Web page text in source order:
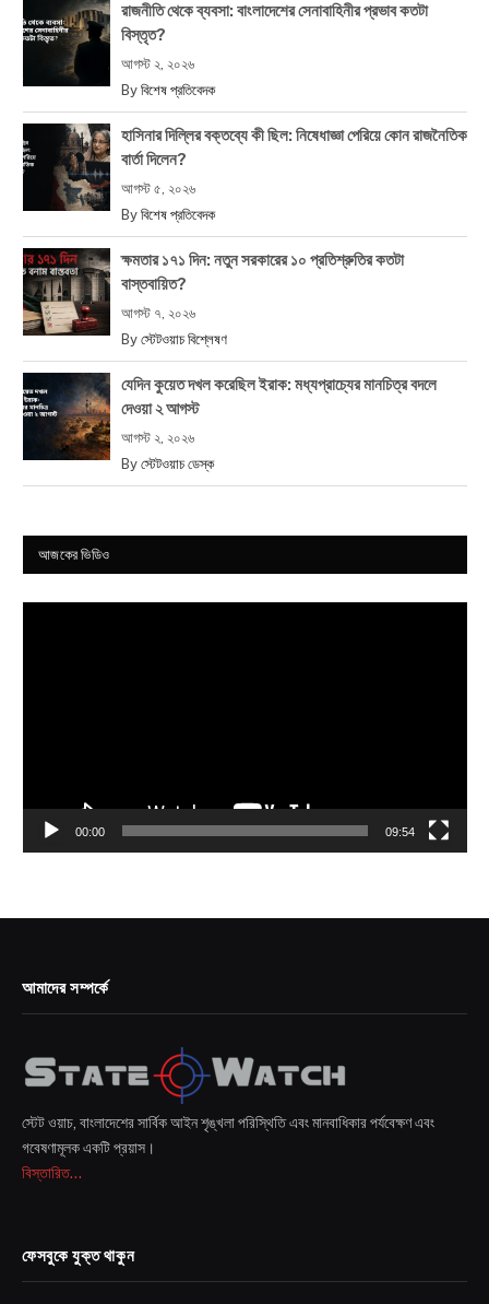
রাজনীতি থেকে ব্যবসা: বাংলাদেশের সেনাবাহিনীর প্রভাব কতটা
বিস্তৃত?
আগস্ট ২, ২০২৬
By বিশেষ প্রতিবেদক
হাসিনার দিল্লির বক্তব্যে কী ছিল: নিষেধাজ্ঞা পেরিয়ে কোন রাজনৈতিক
বার্তা দিলেন?
আগস্ট ৫, ২০২৬
By বিশেষ প্রতিবেদক
ক্ষমতার ১৭১ দিন: নতুন সরকারের ১০ প্রতিশ্রুতির কতটা
বাস্তবায়িত?
আগস্ট ৭, ২০২৬
By স্টেটওয়াচ বিশ্লেষণ
যেদিন কুয়েত দখল করেছিল ইরাক: মধ্যপ্রাচ্যের মানচিত্র বদলে
দেওয়া ২ আগস্ট
আগস্ট ২, ২০২৬
By স্টেটওয়াচ ডেস্ক
আজকের ভিডিও
00:00 09:54
আমাদের সম্পর্কে
স্টেট ওয়াচ, বাংলাদেশের সার্বিক আইন শৃঙ্খলা পরিস্থিতি এবং মানবাধিকার পর্যবেক্ষণ এবং
গবেষণামূলক একটি প্রয়াস।
বিস্তারিত...
ফেসবুকে যুক্ত থাকুন